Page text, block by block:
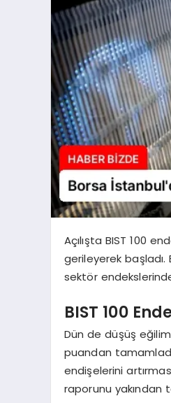
Açılışta BIST 100
gerileyerek başladı.
sektör
BIST 100
Dün de düşüş
puandan
endişelerini
raporunu yakından